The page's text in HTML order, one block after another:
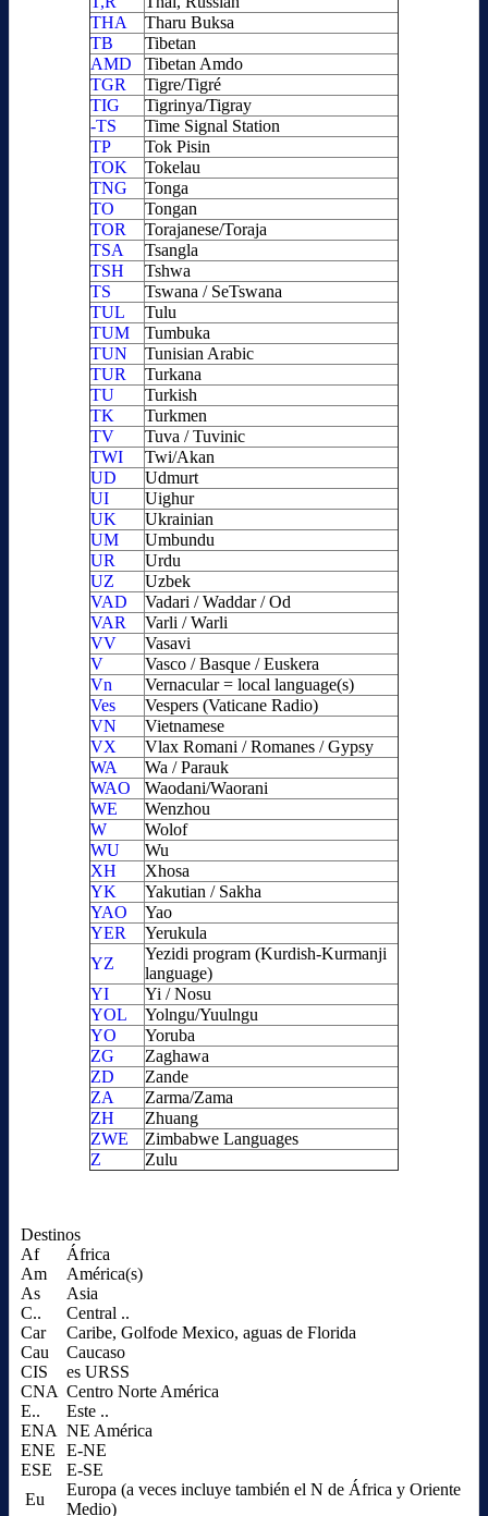
THA
Tharu Buksa
TB
Tibetan
AMD
Tibetan Amdo
TGR
Tigre/Tigré
TIG
Tigrinya/Tigray
-TS
Time Signal Station
TP
Tok Pisin
TOK
Tokelau
TNG
Tonga
TO
Tongan
TOR
Torajanese/Toraja
TSA
Tsangla
TSH
Tshwa
TS
Tswana / SeTswana
TUL
Tulu
TUM
Tumbuka
TUN
Tunisian Arabic
TUR
Turkana
TU
Turkish
TK
Turkmen
TV
Tuva / Tuvinic
TWI
Twi/Akan
UD
Udmurt
UI
Uighur
UK
Ukrainian
UM
Umbundu
UR
Urdu
UZ
Uzbek
VAD
Vadari / Waddar / Od
VAR
Varli / Warli
VV
Vasavi
V
Vasco / Basque / Euskera
Vn
Vernacular = local language(s)
Ves
Vespers (Vaticane Radio)
VN
Vietnamese
VX
Vlax Romani / Romanes / Gypsy
WA
Wa / Parauk
WAO
Waodani/Waorani
WE
Wenzhou
W
Wolof
WU
Wu
XH
Xhosa
YK
Yakutian / Sakha
YAO
Yao
YER
Yerukula
YZ
Yezidi program (Kurdish-Kurmanji
language)
YI
Yi / Nosu
YOL
Yolngu/Yuulngu
YO
Yoruba
ZG
Zaghawa
ZD
Zande
ZA
Zarma/Zama
ZH
Zhuang
ZWE
Zimbabwe Languages
Z
Zulu
Destinos
Af
África
Am
América(s)
As
Asia
C..
Central ..
Car
Caribe, Golfode Mexico, aguas de Florida
Cau
Caucaso
CIS
es URSS
CNA Centro Norte América
E..
Este ..
ENA NE América
ENE
E-NE
ESE
E-SE
Eu
Europa (a veces incluye también el N de África y Oriente
Medio)